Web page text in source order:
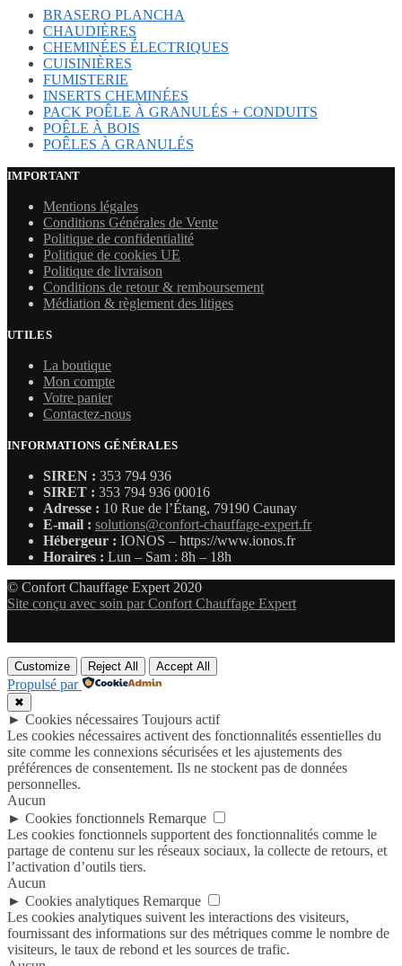
BRASERO PLANCHA
CHAUDIÈRES
CHEMINÉES ÉLECTRIQUES
CUISINIÈRES
FUMISTERIE
INSERTS CHEMINÉES
PACK POÊLE À GRANULÉS + CONDUITS
POÊLE À BOIS
POÊLES À GRANULÉS
IMPORTANT
Mentions légales
Conditions Générales de Vente
Politique de confidentialité
Politique de cookies UE
Politique de livraison
Conditions de retour & remboursement
Médiation & règlement des litiges
UTILES
La boutique
Mon compte
Votre panier
Contactez-nous
INFORMATIONS GÉNÉRALES
SIREN : 353 794 936
SIRET : 353 794 936 00016
Adresse : 10 Rue de l’Étang, 79190 Caunay
E-mail : solutions@confort-chauffage-expert.fr
Hébergeur : IONOS – https://www.ionos.fr
Horaires : Lun – Sam : 8h – 18h
© Confort Chauffage Expert 2020
Site conçu avec soin par Confort Chauffage Expert
Customize Reject All Accept All
Propulsé par
✖
► Cookies nécessaires Toujours actif
Les cookies nécessaires activent des fonctionnalités essentielles du
site comme les connexions sécurisées et les ajustements des
préférences de consentement. Ils ne stockent pas de données
personnelles.
Aucun
► Cookies fonctionnels Remarque
Les cookies fonctionnels supportent des fonctionnalités comme le
partage de contenu sur les réseaux sociaux, la collecte de retours, et
l’activation d’outils tiers.
Aucun
► Cookies analytiques Remarque
Les cookies analytiques suivent les interactions des visiteurs,
fournissant des informations sur des métriques comme le nombre de
visiteurs, le taux de rebond et les sources de trafic.